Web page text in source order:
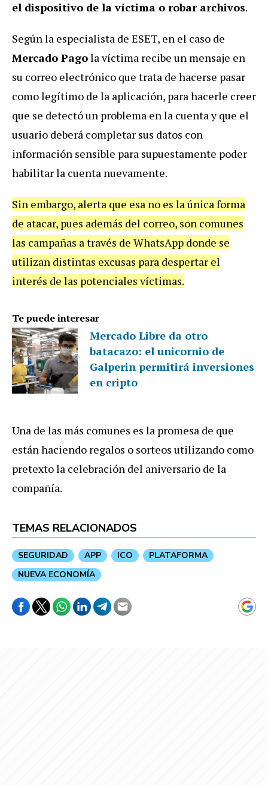
el dispositivo de la víctima o robar archivos.
Según la especialista de ESET, en el caso de
Mercado Pagola víctima recibe un mensaje en
su correo electrónico que trata de hacerse pasar
como legítimo de la aplicación, para hacerle creer
que se detectó un problema en la cuenta y que el
usuario deberá completar sus datos con
información sensible para supuestamente poder
habilitar la cuenta nuevamente.
Sin embargo, alerta que esa no es la única forma
de atacar, pues además del correo, son comunes
las campañas a través de WhatsApp donde se
utilizan distintas excusas para despertar el
interés de las potenciales víctimas.
Te puede interesar
Mercado Libre da otro
batacazo: el unicornio de
Galperin permitirá inversiones
en cripto
Una de las más comunes es la promesa de que
están haciendo regalos o sorteos utilizando como
pretexto la celebración del aniversario de la
compañía.
TEMAS RELACIONADOS
SEGURIDAD APP ICO
PLATAFORMA
NUEVA ECONOMÍA